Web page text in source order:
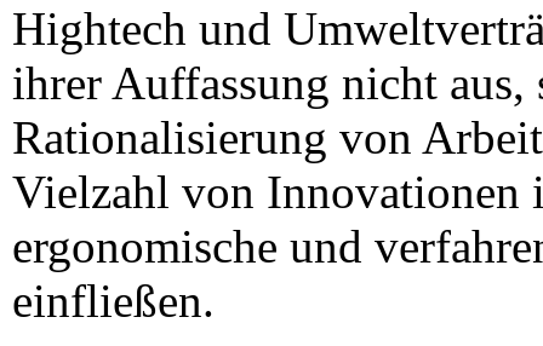
Hightech und
ihrer Auffassung nicht aus,
Rationalisierung von
Vielzahl von Innovationen
ergonomische und
einfließen.